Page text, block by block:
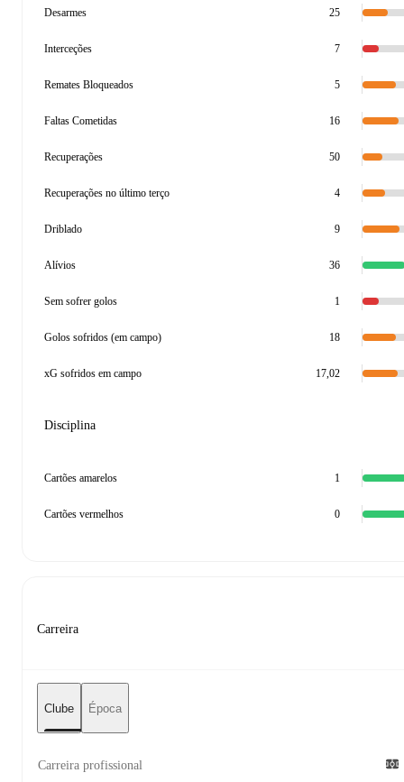
Desarmes 25
Interceções 7
Remates Bloqueados 5
Faltas Cometidas 16
Recuperações 50
Recuperações no último terço 4
Driblado 9
Alívios 36
Sem sofrer golos 1
Golos sofridos (em campo) 18
xG sofridos em campo 17,02
Disciplina
Cartões amarelos 1
Cartões vermelhos 0
Carreira
Clube Época
Carreira profissional